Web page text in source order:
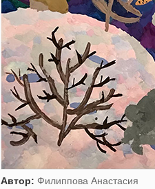
Автор:Филиппова Анастасия